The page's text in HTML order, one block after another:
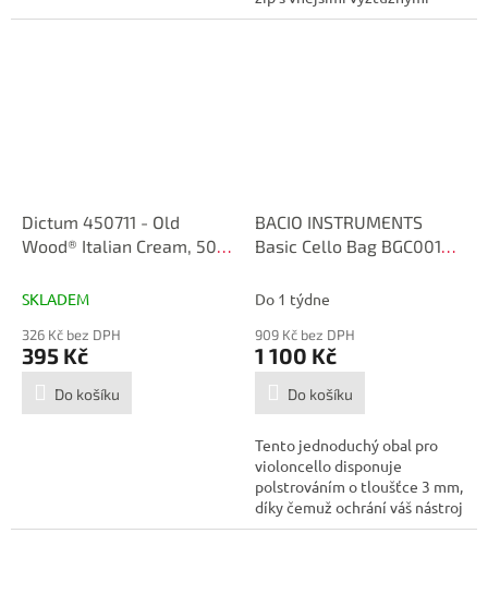
stuhami,...
Dictum 450711 - Old
Wood® Italian Cream, 50
SKLADEM
326 Kč bez DPH
395 Kč
Do košíku
BACIO INSTRUMENTS
Basic Cello Bag BGC001
Do 1 týdne
909 Kč bez DPH
1 100 Kč
Do košíku
Tento jednoduchý obal pro
violoncello disponuje
polstrováním o tloušťce 3 mm,
díky čemuž ochrání váš nástroj
nejen...